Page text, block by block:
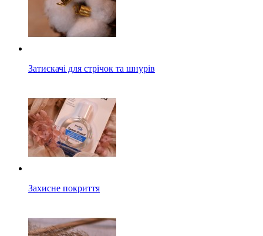
Затискачі для стрічок та шнурів
Захисне покриття